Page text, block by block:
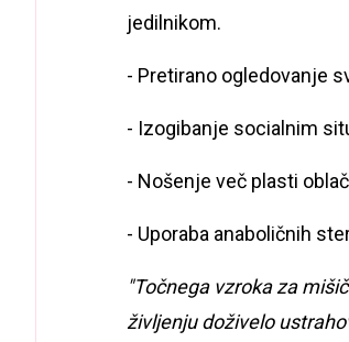
jedilnikom.
- Pretirano ogledovanje
- Izogibanje socialnim
- Nošenje več plasti
- Uporaba anaboličnih
"Točnega vzroka za
življenju doživelo